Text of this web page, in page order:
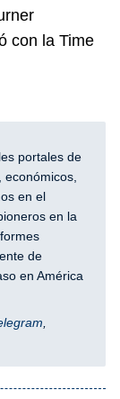
con la Time
portales de
en el
en la
de
en América